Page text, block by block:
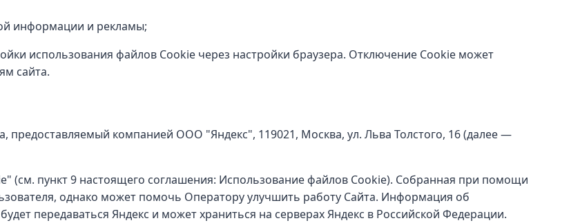
информации и рекламы;
использования файлов Cookie через настройки браузера. Отключение Cookie может
сайта.
предоставляемый компанией ООО "Яндекс", 119021, Москва, ул. Льва Толстого, 16 (далее —
(см. пункт 9 настоящего соглашения: Использование файлов Cookie). Собранная при помощи
однако может помочь Оператору улучшить работу Сайта. Информация об
передаваться Яндекс и может храниться на серверах Яндекс в Российской Федерации.